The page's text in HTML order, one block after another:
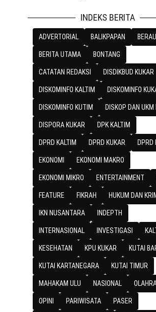
INDEKS BERITA
ADVERTORIAL BALIKPAPAN BERAU
BERITA UTAMA BONTANG
CATATAN REDAKSI DISDIKBUD KUKAR
DISKOMINFO KALTIM DISKOMINFO
DISKOMINFO KUTIM DISKOP DAN UKM
DISPORA KUKAR DPK KALTIM
DPRD KALTIM DPRD KUKAR DPRD
EKONOMI EKONOMI MAKRO
EKONOMI MIKRO ENTERTAINMENT
FEATURE FIKRAH HUKUM DAN
IKN NUSANTARA INDEPTH
INTERNASIONAL INVESTIGASI
KESEHATAN KPU KUKAR KUTAI
KUTAI KARTANEGARA KUTAI TIMUR
MAHAKAM ULU NASIONAL
OPINI PARIWISATA PASER